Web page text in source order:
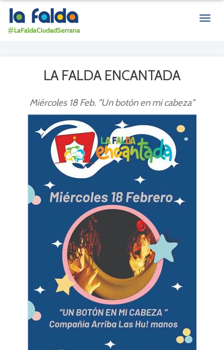
LA FALDA ENCANTADA
Miércoles 18 Feb. "Un botón en mi cabeza"